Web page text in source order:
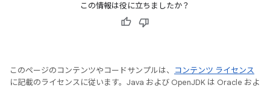
この情報は役に立ちましたか？
このページのコンテンツやコードサンプルは、
コンテンツ ライセンス
に記載のライセンスに従います。Java および OpenJDK は Oracle およ